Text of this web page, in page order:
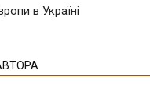
в Україні